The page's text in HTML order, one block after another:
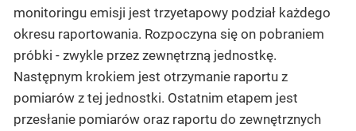
monitoringu emisji jest trzyetapowy podział każdego
okresu raportowania. Rozpoczyna się on pobraniem
próbki - zwykle przez zewnętrzną jednostkę.
Następnym krokiem jest otrzymanie raportu z
pomiarów z tej jednostki. Ostatnim etapem jest
przesłanie pomiarów oraz raportu do zewnętrznych